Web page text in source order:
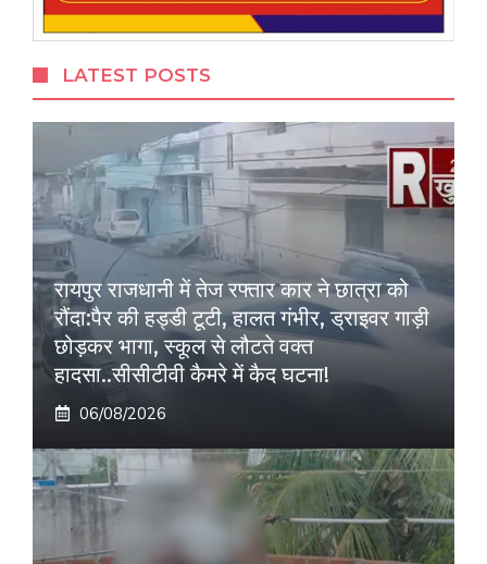
LATEST POSTS
रायपुर राजधानी में तेज रफ्तार कार ने छात्रा को
रौंदा:पैर की हड्डी टूटी, हालत गंभीर, ड्राइवर गाड़ी
छोड़कर भागा, स्कूल से लौटते वक्त
हादसा..सीसीटीवी कैमरे में कैद घटना!
06/08/2026